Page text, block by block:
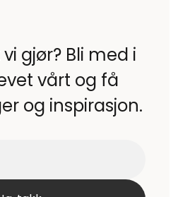
gjør? Bli med i
vårt og få
og inspirasjon.